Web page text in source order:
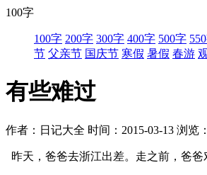
100字
100字 200字 300字 400字 500字
节 父亲节 国庆节 寒假 暑假 春游
有些难过
作者：日记大全 时间：2015-03-13 浏览：
昨天，爸爸去浙江出差。走之前，爸